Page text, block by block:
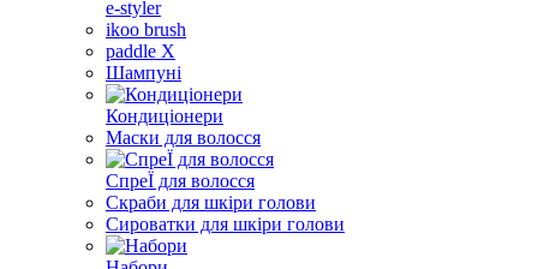
e-styler
ikoo brush
paddle X
Шампуні
Кондиціонери
Маски для волосся
СпреЇ для волосся
Скраби для шкіри голови
Сироватки для шкіри голови